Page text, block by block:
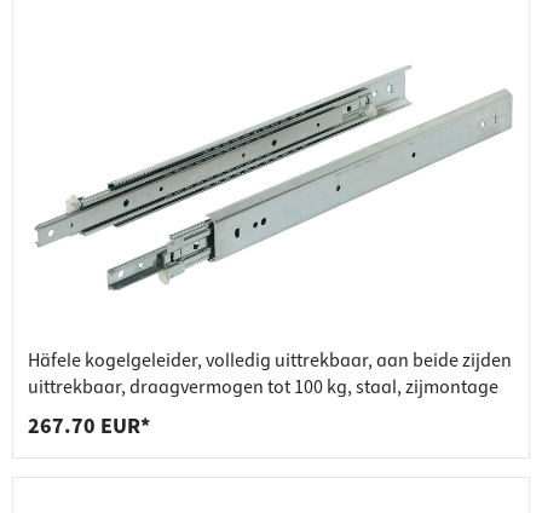
Häfele kogelgeleider, volledig uittrekbaar, aan beide zijden
uittrekbaar, draagvermogen tot 100 kg, staal, zijmontage
267.70 EUR*